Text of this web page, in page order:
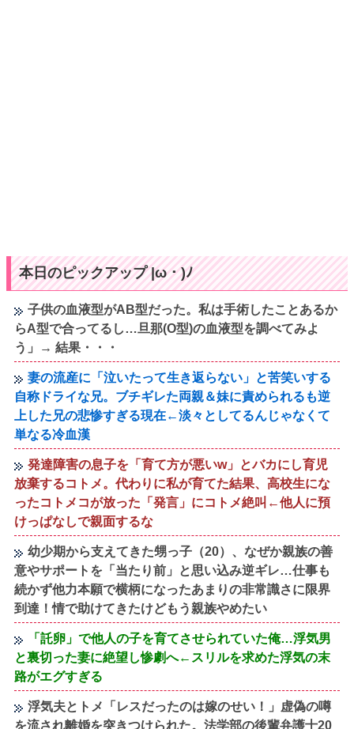
本日のピックアップ |ω・)ﾉ
子供の血液型がAB型だった。私は手術したことあるか
らA型で合ってるし…旦那(O型)の血液型を調べてみよ
う」→ 結果・・・
妻の流産に「泣いたって生き返らない」と苦笑いする
自称ドライな兄。ブチギレた両親＆妹に責められるも逆
上した兄の悲惨すぎる現在←淡々としてるんじゃなくて
単なる冷血漢
発達障害の息子を「育て方が悪いw」とバカにし育児
放棄するコトメ。代わりに私が育てた結果、高校生にな
ったコトメコが放った「発言」にコトメ絶叫←他人に預
けっぱなしで親面するな
幼少期から支えてきた甥っ子（20）、なぜか親族の善
意やサポートを「当たり前」と思い込み逆ギレ…仕事も
続かず他力本願で横柄になったあまりの非常識さに限界
到達！情で助けてきたけどもう親族やめたい
「託卵」で他人の子を育てさせられていた俺…浮気男
と裏切った妻に絶望し惨劇へ←スリルを求めた浮気の末
路がエグすぎる
浮気夫とトメ「レスだったのは嫁のせい！」虚偽の噂
を流され離婚を突きつけられた。法学部の後輩弁護士20